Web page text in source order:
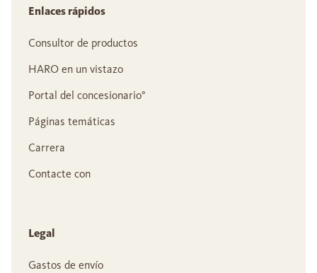
Enlaces rápidos
Consultor de productos
HARO en un vistazo
Portal del concesionario°
Páginas temáticas
Carrera
Contacte con
Legal
Gastos de envío